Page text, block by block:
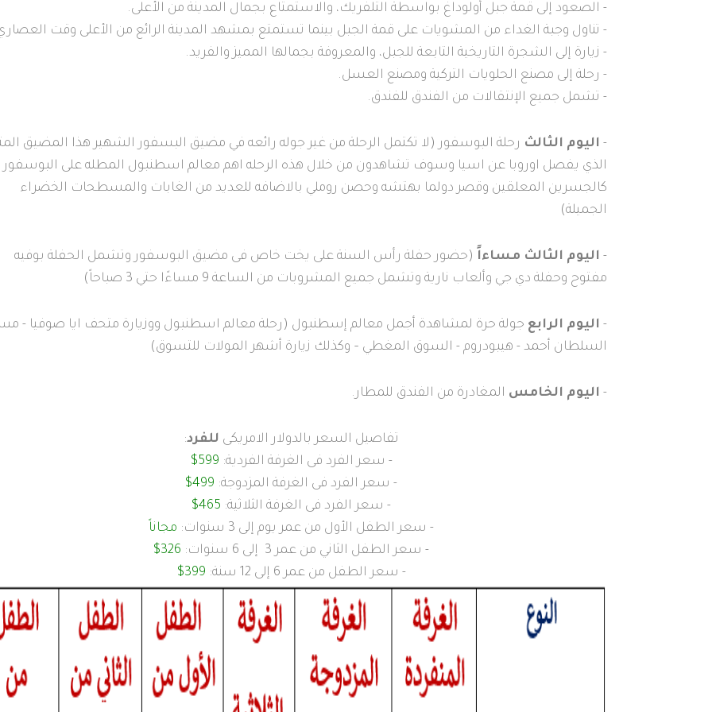
- الصعود إلى قمة جبل أولوداغ بواسطة التلفريك، والاستمتاع بجمال المدينة من الأعلى.
- تناول وجبة الغداء من المشويات على قمة الجبل بينما تستمتع بمشهد المدينة الرائع من الأعلى وقت
- زيارة إلى الشجرة التاريخية التابعة للجبل، والمعروفة بجمالها المميز والفريد.
- رحلة إلى مصنع الحلويات التركية ومصنع العسل.
- تشمل جميع الإنتقالات من الفندق للفندق.
- اليوم الثالث رحلة البوسفور (لا تكتمل الرحلة من غير جوله رائعه في مضيق البسفور الشهير هذا المضيق
الذي يفصل اوروبا عن اسيا وسوف تشاهدون من خلال هذه الرحله اهم معالم اسطنبول المطله على البوسفور
كالجسرين المعلقين وقصر دولما بهتشه وحصن روملي بالاضافه للعديد من الغابات والمسطحات الخضراء
الجميلة)
- اليوم الثالث مساءاً (حضور حفلة رأس السنة على يخت خاص فى مضيق البوسفور وتشمل الحفلة بوفيه
مفتوح وحفلة دي جي وألعاب نارية وتشمل جميع المشروبات من الساعة 9 مساءًا حتي 3 صباحاً)
- اليوم الرابع جولة حرة لمشاهدة أجمل معالم إسطنبول (رحلة معالم اسطنبول ووزيارة متحف ايا صوفيا -
السلطان أحمد - هيبودروم - السوق المغطي – وكذلك زيارة أشهر المولات للتسوق)
- اليوم الخامس المغادرة من الفندق للمطار.
تفاصيل السعر بالدولار الامريكى للفرد:
- سعر الفرد فى الغرفة الفردية: 599$
- سعر الفرد فى الغرفة المزدوجة: 499$
- سعر الفرد فى الغرفة الثلاثية: 465$
- سعر الطفل الأول من عمر يوم إلى 3 سنوات:
مجاناً
- سعر الطفل الثاني من عمر 3 إلى 6 سنوات:
326$
- سعر الطفل من عمر 6 إلى 12 سنة:
399$